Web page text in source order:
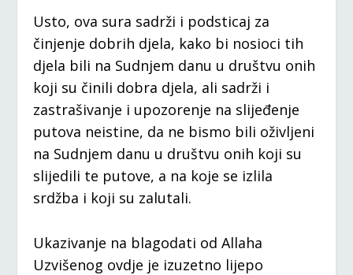
Usto, ova sura sadrži i podsticaj za
činjenje dobrih djela, kako bi nosioci tih
djela bili na Sudnjem danu u društvu onih
koji su činili dobra djela, ali sadrži i
zastrašivanje i upozorenje na slijeđenje
putova neistine, da ne bismo bili oživljeni
na Sudnjem danu u društvu onih koji su
slijedili te putove, a na koje se izlila
srdžba i koji su zalutali.
Ukazivanje na blagodati od Allaha
Uzvišenog ovdje je izuzetno lijepo